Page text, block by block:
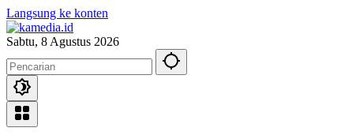
Langsung ke konten
Sabtu, 8 Agustus 2026